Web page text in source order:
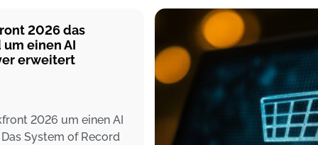
2026 das
einen AI
erweitert
2026 um einen AI
System of Record